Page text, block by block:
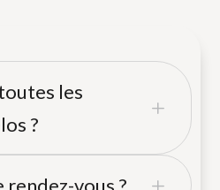
les
?
L
Nous intervenons sur
vous ? L